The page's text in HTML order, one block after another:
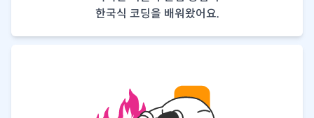
한국식 코딩을 배워왔어요.